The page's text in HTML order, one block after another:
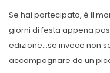
Se hai partecipato, è il
giorni di festa appena
edizione…se invece non
accompagnare da un